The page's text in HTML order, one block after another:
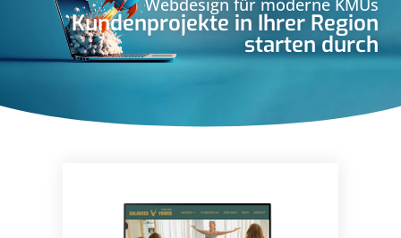
Kundenprojekte in Ihrer Region
starten durch